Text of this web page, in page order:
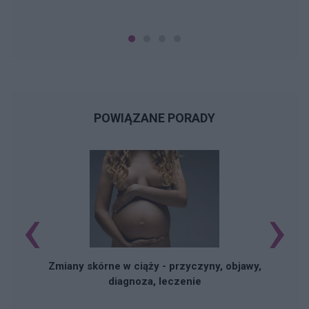
POWIĄZANE PORADY
Zmiany skórne w ciąży - przyczyny, objawy,
diagnoza, leczenie
‹ ›